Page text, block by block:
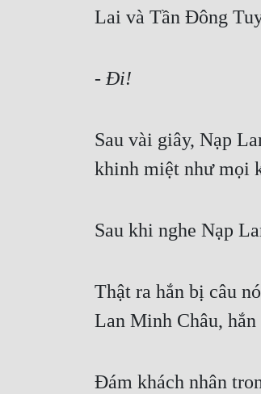
Lai và Tần Đông
- Đi!
Sau vài giây, Nạp
khinh miệt như mọi
Sau khi nghe Nạp
Thật ra hắn bị câu
Lan Minh Châu,
Đám khách nhân